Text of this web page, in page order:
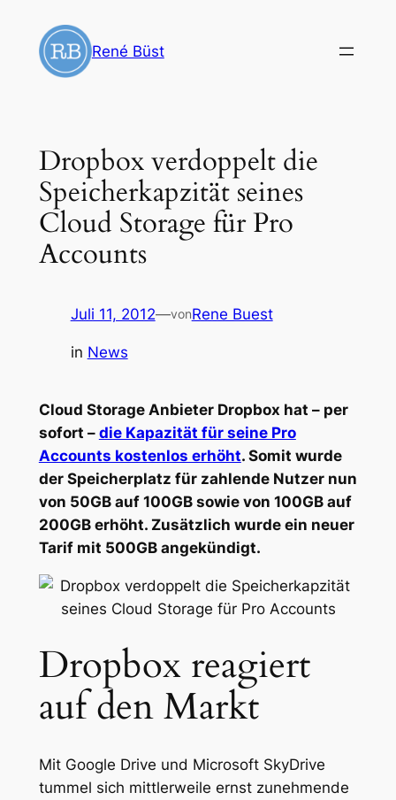
Inhalt
springen
René Büst
Dropbox verdoppelt die
Speicherkapzität seines
Cloud Storage für Pro
Accounts
Juli 11, 2012—vonRene Buest
in News
Cloud Storage Anbieter Dropbox hat – per
sofort – die Kapazität für seine Pro
Accounts kostenlos erhöht. Somit wurde
der Speicherplatz für zahlende Nutzer nun
von 50GB auf 100GB sowie von 100GB auf
200GB erhöht. Zusätzlich wurde ein neuer
Tarif mit 500GB angekündigt.
Dropbox reagiert
auf den Markt
Mit Google Drive und Microsoft SkyDrive
tummel sich mittlerweile ernst zunehmende